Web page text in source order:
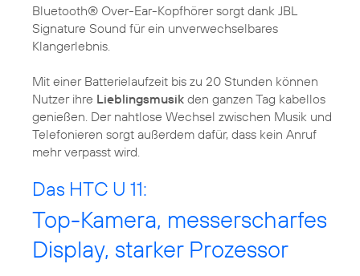
Bluetooth® Over-Ear-Kopfhörer sorgt dank JBL
Signature Sound für ein unverwechselbares
Klangerlebnis.
Mit einer Batterielaufzeit bis zu 20 Stunden können
Nutzer ihre Lieblingsmusik den ganzen Tag kabellos
genießen. Der nahtlose Wechsel zwischen Musik und
Telefonieren sorgt außerdem dafür, dass kein Anruf
mehr verpasst wird.
Das HTC U 11:
Top-Kamera, messerscharfes
Display, starker Prozessor